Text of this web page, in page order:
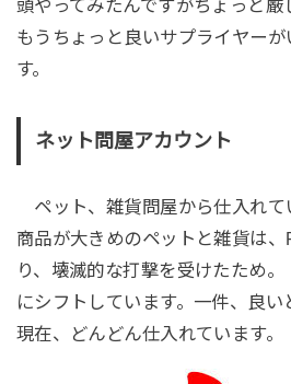
頭やってみたんですがちょっと厳
もうちょっと良いサプライヤー
す。
ネット問屋アカウント
ペット、雑貨問屋から仕入れて
商品が大きめのペットと雑貨は
り、壊滅的な打撃を受けたため。
にシフトしています。一件、良
現在、どんどん仕入れています。